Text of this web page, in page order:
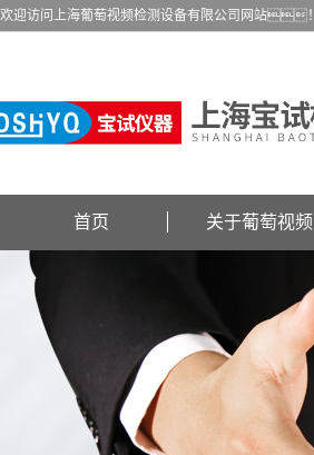
欢迎访问上海葡萄视频检测设备有限公司网站！
首页 关于葡萄视频